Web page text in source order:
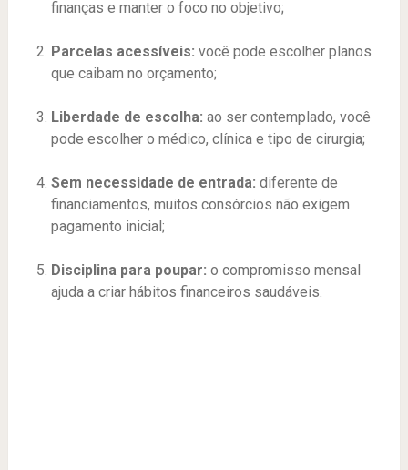
finanças e manter o foco no objetivo;
Parcelas acessíveis: você pode escolher planos
que caibam no orçamento;
Liberdade de escolha: ao ser contemplado, você
pode escolher o médico, clínica e tipo de cirurgia;
Sem necessidade de entrada: diferente de
financiamentos, muitos consórcios não exigem
pagamento inicial;
Disciplina para poupar: o compromisso mensal
ajuda a criar hábitos financeiros saudáveis.